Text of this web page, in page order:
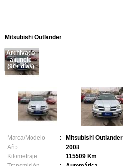
Mitsubishi Outlander
Archivado
anuncio
(90+ días)
Marca/Modelo :
Mitsubishi Outlander
Año
:
2008
Kilometraje
:
115509 Km